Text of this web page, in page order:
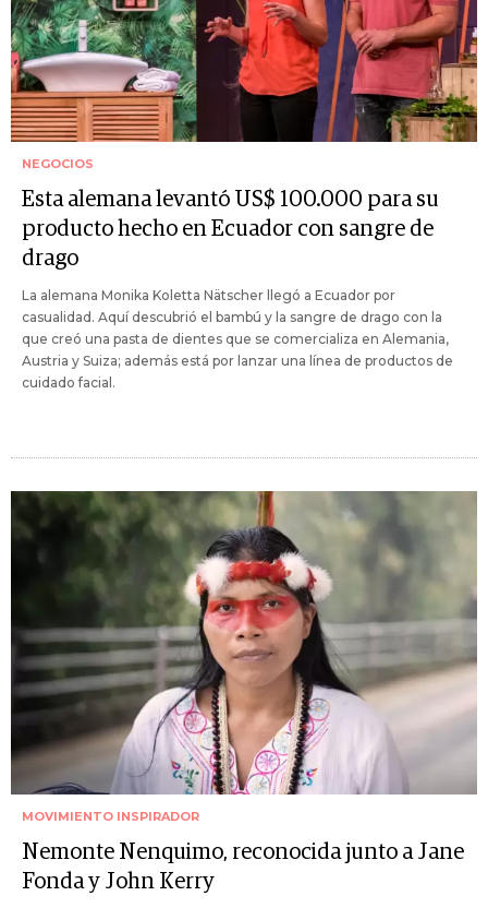
NEGOCIOS
Esta alemana levantó US$ 100.000 para su
producto hecho en Ecuador con sangre de
drago
La alemana Monika Koletta Nätscher llegó a Ecuador por
casualidad. Aquí descubrió el bambú y la sangre de drago con la
que creó una pasta de dientes que se comercializa en Alemania,
Austria y Suiza; además está por lanzar una línea de productos de
cuidado facial.
MOVIMIENTO INSPIRADOR
Nemonte Nenquimo, reconocida junto a Jane
Fonda y John Kerry